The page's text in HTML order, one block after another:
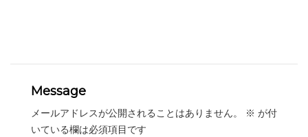
Message
メールアドレスが公開されることはありません。 ※ が付
いている欄は必須項目です